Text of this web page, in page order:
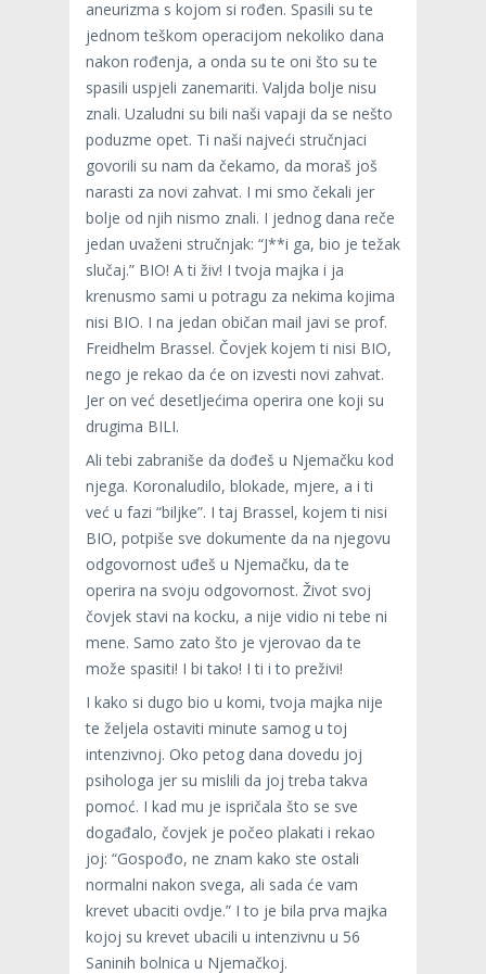
aneurizma s kojom si rođen. Spasili su te
jednom teškom operacijom nekoliko dana
nakon rođenja, a onda su te oni što su te
spasili uspjeli zanemariti. Valjda bolje nisu
znali. Uzaludni su bili naši vapaji da se nešto
poduzme opet. Ti naši najveći stručnjaci
govorili su nam da čekamo, da moraš još
narasti za novi zahvat. I mi smo čekali jer
bolje od njih nismo znali. I jednog dana reče
jedan uvaženi stručnjak: “J**i ga, bio je težak
slučaj.” BIO! A ti živ! I tvoja majka i ja
krenusmo sami u potragu za nekima kojima
nisi BIO. I na jedan običan mail javi se prof.
Freidhelm Brassel. Čovjek kojem ti nisi BIO,
nego je rekao da će on izvesti novi zahvat.
Jer on već desetljećima operira one koji su
drugima BILI.
Ali tebi zabraniše da dođeš u Njemačku kod
njega. Koronaludilo, blokade, mjere, a i ti
već u fazi “biljke”. I taj Brassel, kojem ti nisi
BIO, potpiše sve dokumente da na njegovu
odgovornost uđeš u Njemačku, da te
operira na svoju odgovornost. Život svoj
čovjek stavi na kocku, a nije vidio ni tebe ni
mene. Samo zato što je vjerovao da te
može spasiti! I bi tako! I ti i to preživi!
I kako si dugo bio u komi, tvoja majka nije
te željela ostaviti minute samog u toj
intenzivnoj. Oko petog dana dovedu joj
psihologa jer su mislili da joj treba takva
pomoć. I kad mu je ispričala što se sve
događalo, čovjek je počeo plakati i rekao
joj: “Gospođo, ne znam kako ste ostali
normalni nakon svega, ali sada će vam
krevet ubaciti ovdje.” I to je bila prva majka
kojoj su krevet ubacili u intenzivnu u 56
Saninih bolnica u Njemačkoj.